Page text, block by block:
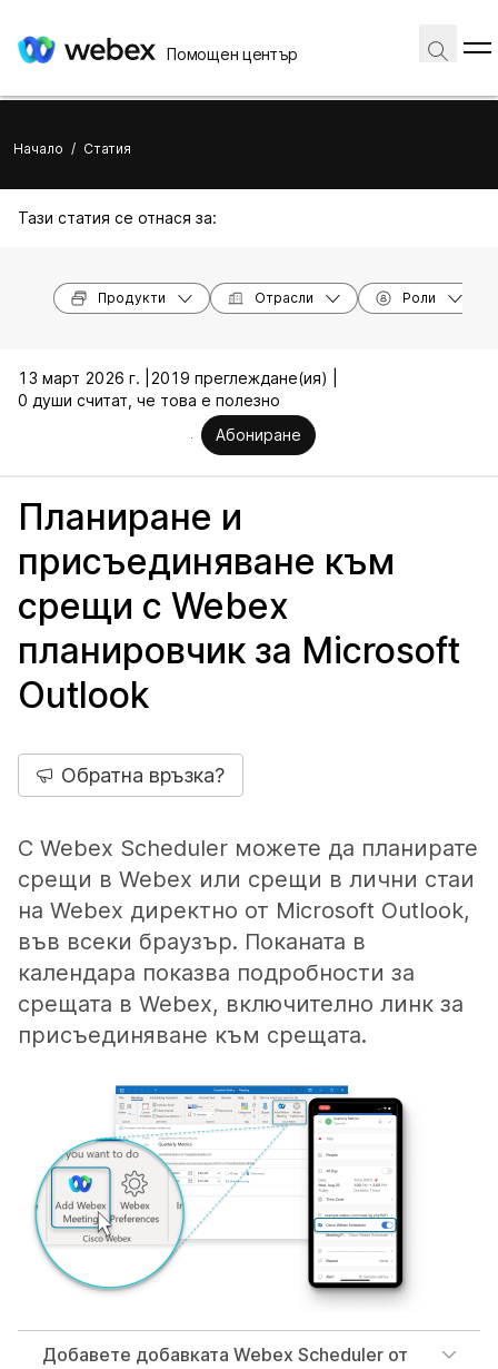
Помощен център
Начало / Статия
Тази статия се отнася за:
Продукти Отрасли Роли
13 март 2026 г. |
2019 преглеждане(ия) |
0 души считат, че това е полезно
Абониране
Планиране и
присъединяване към
срещи с Webex
планировчик за Microsoft
Outlook
Обратна връзка?
С Webex Scheduler можете да планирате
срещи в Webex или срещи в лични стаи
на Webex директно от Microsoft Outlook,
във всеки браузър. Поканата в
календара показва подробности за
срещата в Webex, включително линк за
присъединяване към срещата.
Добавете добавката Webex Scheduler от